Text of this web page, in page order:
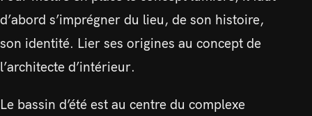
d’abord s’imprégner du lieu, de son histoire,
son identité. Lier ses origines au concept de
l’architecte d’intérieur.
Le bassin d’été est au centre du complexe